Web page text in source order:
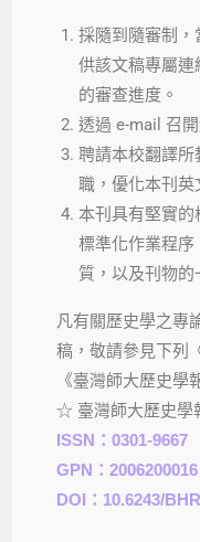
採隨到隨審制
供該文稿專屬
的審查進度。
透過 e-mail 召
聘請本校翻譯
職，優化本刊英
本刊具有堅實
標準化作業程序
質，以及刊物的
凡有關歷史學之專
稿，敬請參見下列
《臺灣師大歷史學
☆ 臺灣師大歷史學
ISSN：0301-9667
GPN：2006200016
DOI：10.6243/BHR